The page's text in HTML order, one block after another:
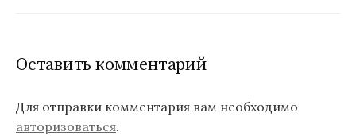
Оставить комментарий
Для отправки комментария вам необходимо
авторизоваться.